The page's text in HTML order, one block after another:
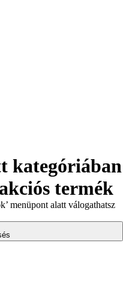
kategóriában
termék
menüpont alatt válogathatsz